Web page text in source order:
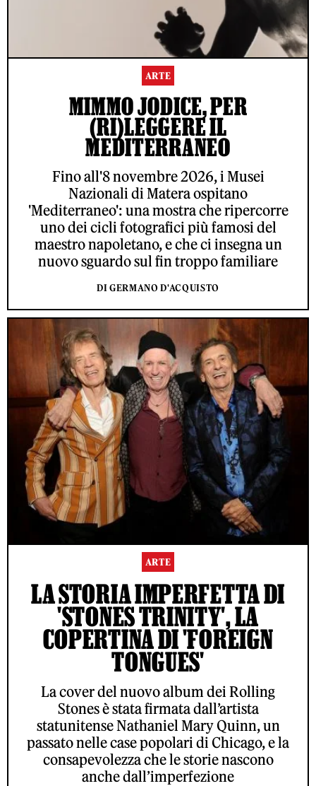
ARTE
MIMMO JODICE, PER
(RI)LEGGERE IL
MEDITERRANEO
Fino all'8 novembre 2026, i Musei
Nazionali di Matera ospitano
'Mediterraneo': una mostra che ripercorre
uno dei cicli fotografici più famosi del
maestro napoletano, e che ci insegna un
nuovo sguardo sul fin troppo familiare
DI GERMANO D'ACQUISTO
ARTE
LA STORIA IMPERFETTA DI
'STONES TRINITY', LA
COPERTINA DI 'FOREIGN
TONGUES'
La cover del nuovo album dei Rolling
Stones è stata firmata dall’artista
statunitense Nathaniel Mary Quinn, un
passato nelle case popolari di Chicago, e la
consapevolezza che le storie nascono
anche dall’imperfezione